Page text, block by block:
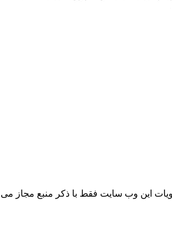
این وب سایت فقط با ذکر منبع مجاز می